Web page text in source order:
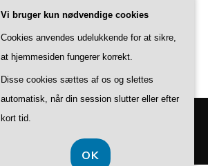
Dyke . All Rights Reserved.
Privatlivspolitik
Vi bruger kun nødvendige cookies
Cookies anvendes udelukkende for at sikre,
at hjemmesiden fungerer korrekt.
Disse cookies sættes af os og slettes
automatisk, når din session slutter eller efter
kort tid.
OK